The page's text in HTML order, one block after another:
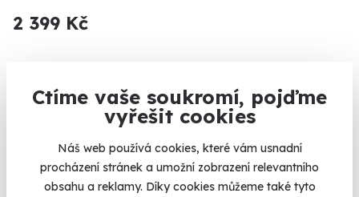
Ctíme vaše soukromí, pojďme
vyřešit cookies
Náš web používá cookies, které vám usnadní
procházení stránek a umožní zobrazení relevantního
obsahu a reklamy. Díky cookies můžeme také tyto
2 399 Kč
Zobrazit zážitky na mapě
Jaké to jsou? Všechny! Rozvolnilo se natolik, že 99,99%
zážitků funguje a můžete si je užít. Ano, u některých
potřebujete test či doklad o očkování, ale to je ve srovnání s
předchozími měsici prkotina. Takže se můžete vrhat po hlavě